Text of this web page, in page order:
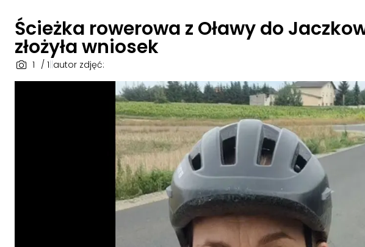
Ścieżka rowerowa z Oławy do
złożyła wniosek
1 / 1 autor zdjęć: